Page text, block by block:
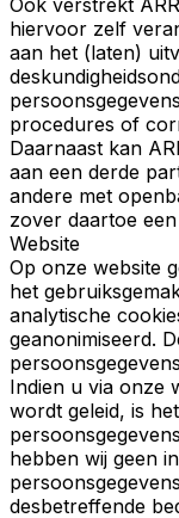
hiervoor zelf
aan het (laten)
procedures of
Daarnaast kan
aan een derde
andere met
zover daartoe
Website
Op onze website
het
analytische
geanonimiseerd.
Indien u via onze
wordt geleid, is
hebben wij geen
desbetreffende